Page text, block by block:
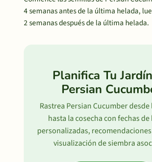
4 semanas antes de la última helada,
2 semanas después de la última helada.
Planifica Tu
Persian
Rastrea Persian Cucumber desde
hasta la cosecha con fechas de
personalizadas,
visualización de siembra